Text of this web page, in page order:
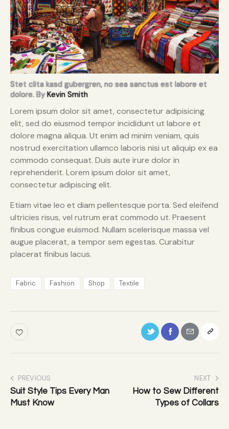
Stet clita kasd gubergren, no sea sanctus est labore et
dolore. ByKevin Smith
Lorem ipsum dolor sit amet, consectetur adipisicing
elit, sed do eiusmod tempor incididunt ut labore et
dolore magna aliqua. Ut enim ad minim veniam, quis
nostrud exercitation ullamco laboris nisi ut aliquip ex ea
commodo consequat. Duis aute irure dolor in
reprehenderit. Lorem ipsum dolor sit amet,
consectetur adipiscing elit.
Etiam vitae leo et diam pellentesque porta. Sed eleifend
ultricies risus, vel rutrum erat commodo ut. Praesent
finibus congue euismod. Nullam scelerisque massa vel
augue placerat, a tempor sem egestas. Curabitur
placerat finibus lacus.
Fabric Fashion Shop Textile
PREVIOUS
Suit Style Tips Every Man
Must Know
NEXT
How to Sew Different
Types of Collars